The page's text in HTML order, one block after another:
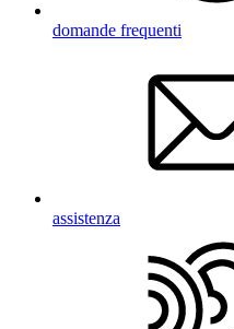
domande frequenti
assistenza